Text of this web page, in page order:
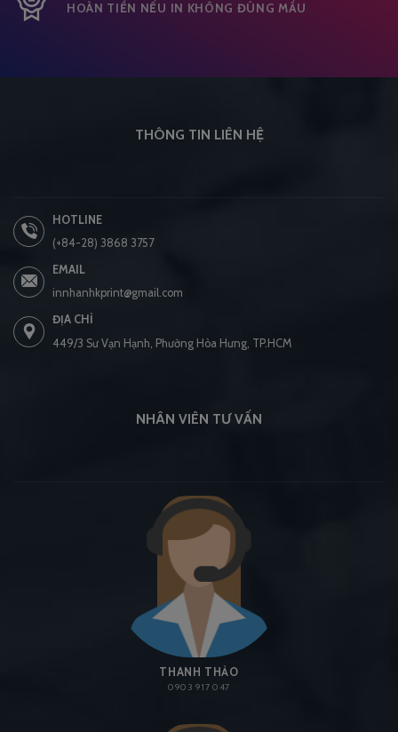
HOÀN TIỀN NẾU IN KHÔNG ĐÚNG MẦU
THÔNG TIN LIÊN HỆ
HOTLINE
(+84-28) 3868 3757
EMAIL
innhanhkprint@gmail.com
ĐỊA CHỈ
449/3 Sư Vạn Hạnh, Phường Hòa Hưng, TP.HCM
NHÂN VIÊN TƯ VẤN
THANH THẢO
0903 917 047